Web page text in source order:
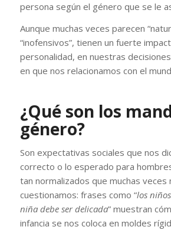
persona según el género que se le
Aunque muchas veces parecen
“inofensivos”, tienen un fuerte
personalidad, en nuestras
en que nos relacionamos con el
¿Qué son los
género?
Son expectativas sociales que nos
correcto o lo esperado para
tan normalizados que muchas veces
cuestionamos: frases como “los
niña debe ser delicada” muestran
infancia se nos coloca en moldes